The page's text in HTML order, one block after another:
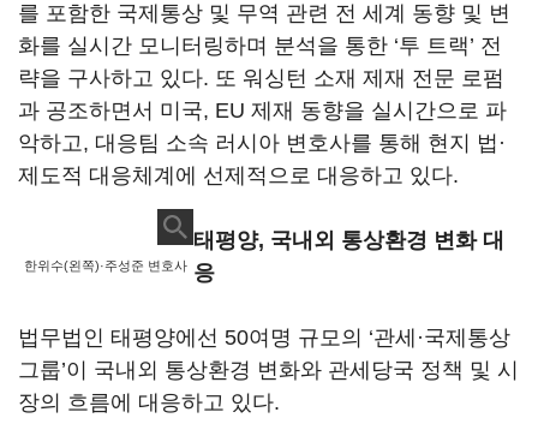
를 포함한 국제통상 및 무역 관련 전 세계 동향 및 변
화를 실시간 모니터링하며 분석을 통한 ‘투 트랙’ 전
략을 구사하고 있다. 또 워싱턴 소재 제재 전문 로펌
과 공조하면서 미국, EU 제재 동향을 실시간으로 파
악하고, 대응팀 소속 러시아 변호사를 통해 현지 법·
제도적 대응체계에 선제적으로 대응하고 있다.
한위수(왼쪽)·주성준 변호사
태평양, 국내외 통상환경 변화 대
응
법무법인 태평양에선 50여명 규모의 ‘관세·국제통상
그룹’이 국내외 통상환경 변화와 관세당국 정책 및 시
장의 흐름에 대응하고 있다.